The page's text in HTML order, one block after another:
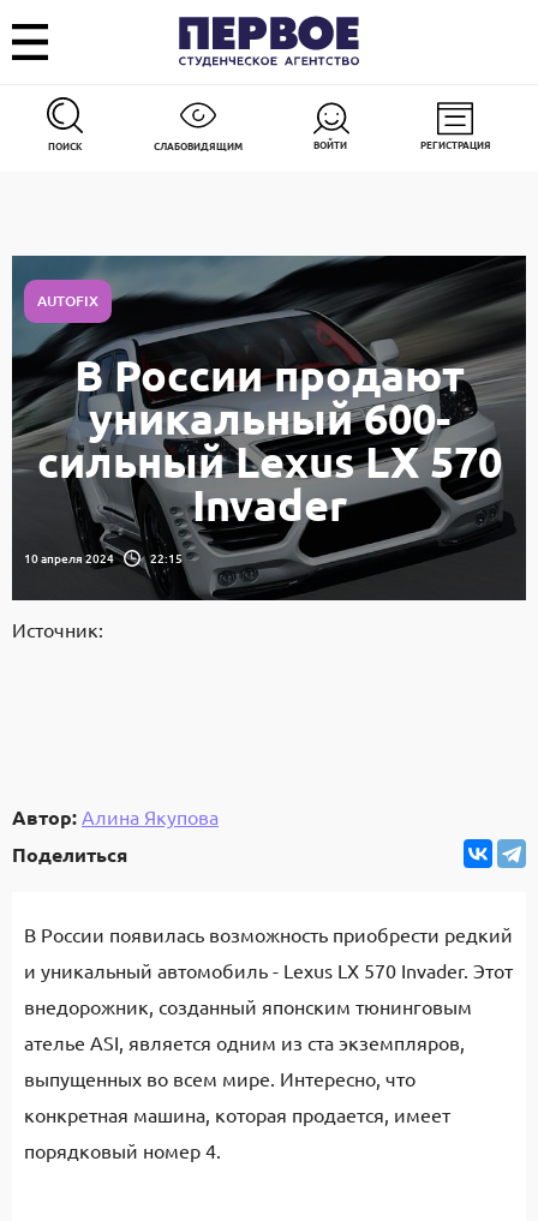
ПОИСК СЛАБОВИДЯЩИМ ВОЙТИ РЕГИСТРАЦИЯ
AUTOFIX
В России продают
уникальный 600-
сильный Lexus LX 570
Invader
10 апреля 2024 22:15
Источник:
Автор: Алина Якупова
Поделиться
В России появилась возможность приобрести редкий
и уникальный автомобиль - Lexus LX 570 Invader. Этот
внедорожник, созданный японским тюнинговым
ателье ASI, является одним из ста экземпляров,
выпущенных во всем мире. Интересно, что
конкретная машина, которая продается, имеет
порядковый номер 4.